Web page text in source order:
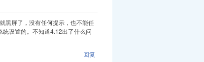
黑屏了，没有任何提示，也不能任
设置的。不知道4.12出了什么问
回复